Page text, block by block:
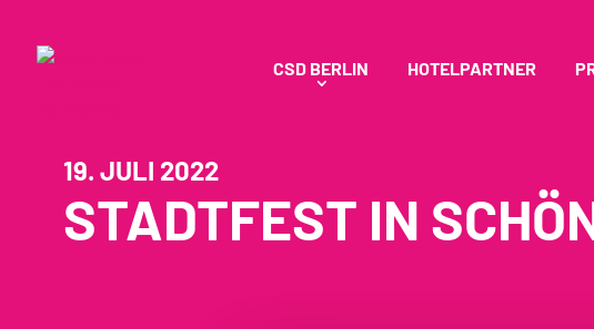
CSD BERLIN HOTELPARTNER
19. JULI 2022
STADTFEST IN